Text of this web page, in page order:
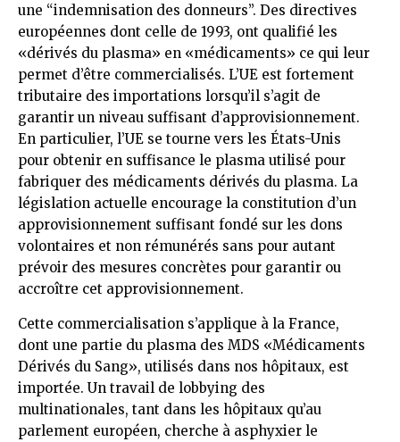
une “indemnisation des donneurs”. Des directives
européennes dont celle de 1993, ont qualifié les
«dérivés du plasma» en «médicaments» ce qui leur
permet d’être commercialisés. L’UE est fortement
tributaire des importations lorsqu’il s’agit de
garantir un niveau suffisant d’approvisionnement.
En particulier, l’UE se tourne vers les États-Unis
pour obtenir en suffisance le plasma utilisé pour
fabriquer des médicaments dérivés du plasma. La
législation actuelle encourage la constitution d’un
approvisionnement suffisant fondé sur les dons
volontaires et non rémunérés sans pour autant
prévoir des mesures concrètes pour garantir ou
accroître cet approvisionnement.
Cette commercialisation s’applique à la France,
dont une partie du plasma des MDS «Médicaments
Dérivés du Sang», utilisés dans nos hôpitaux, est
importée. Un travail de lobbying des
multinationales, tant dans les hôpitaux qu’au
parlement européen, cherche à asphyxier le